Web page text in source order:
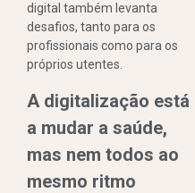
digital também levanta
desafios, tanto para os
profissionais como para os
próprios utentes.
A digitalização está
a mudar a saúde,
mas nem todos ao
mesmo ritmo